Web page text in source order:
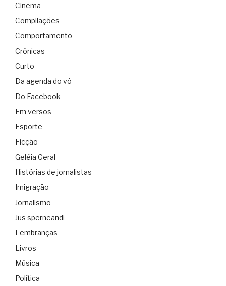
Cinema
Compilações
Comportamento
Crônicas
Curto
Da agenda do vô
Do Facebook
Em versos
Esporte
Ficção
Geléia Geral
Histórias de jornalistas
Imigração
Jornalismo
Jus sperneandi
Lembranças
Livros
Música
Política